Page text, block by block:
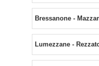
Bressanone -
Lumezzane -